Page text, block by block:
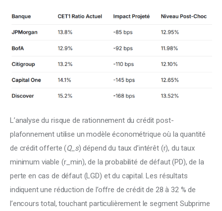
L’analyse du risque de rationnement du crédit post-
plafonnement utilise un modèle économétrique où la quantité
de crédit offerte (Q_s) dépend du taux d’intérêt (r), du taux
minimum viable (r_min), de la probabilité de défaut (PD), de la
perte en cas de défaut (LGD) et du capital. Les résultats
indiquent une réduction de l’offre de crédit de 28 à 32 % de
l’encours total, touchant particulièrement le segment Subprime